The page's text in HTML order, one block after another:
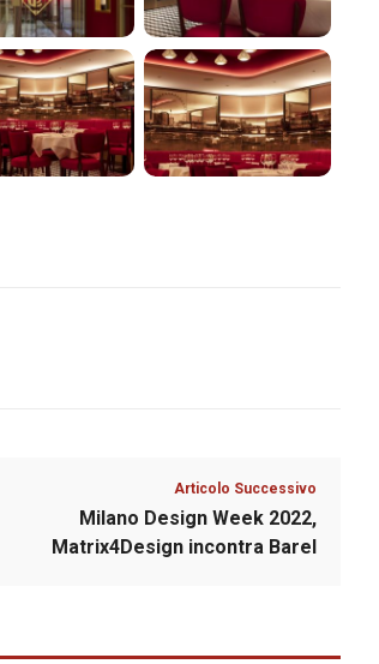
Articolo Successivo
Milano Design Week 2022,
Matrix4Design incontra Barel